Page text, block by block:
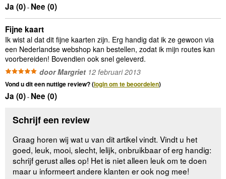
Ja (0)- Nee (0)
Fijne kaart
Ik wist al dat dit fijne kaarten zijn. Erg handig dat ik ze gewoon via
een Nederlandse webshop kan bestellen, zodat ik mijn routes kan
voorbereiden! Bovendien ook snel geleverd.
door Margriet 12 februari 2013
Vond u dit een nuttige review? (login om te beoordelen)
Ja (0)- Nee (0)
Schrijf een review
Graag horen wij wat u van dit artikel vindt. Vindt u het
goed, leuk, mooi, slecht, lelijk, onbruikbaar of erg handig:
schrijf gerust alles op! Het is niet alleen leuk om te doen
maar u informeert andere klanten er ook nog mee!